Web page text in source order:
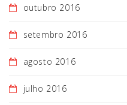
outubro 2016
setembro 2016
agosto 2016
julho 2016